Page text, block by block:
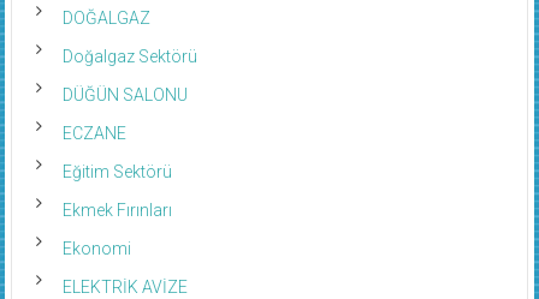
DOĞALGAZ
Doğalgaz Sektörü
DÜĞÜN SALONU
ECZANE
Eğitim Sektörü
Ekmek Fırınları
Ekonomi
ELEKTRİK AVİZE